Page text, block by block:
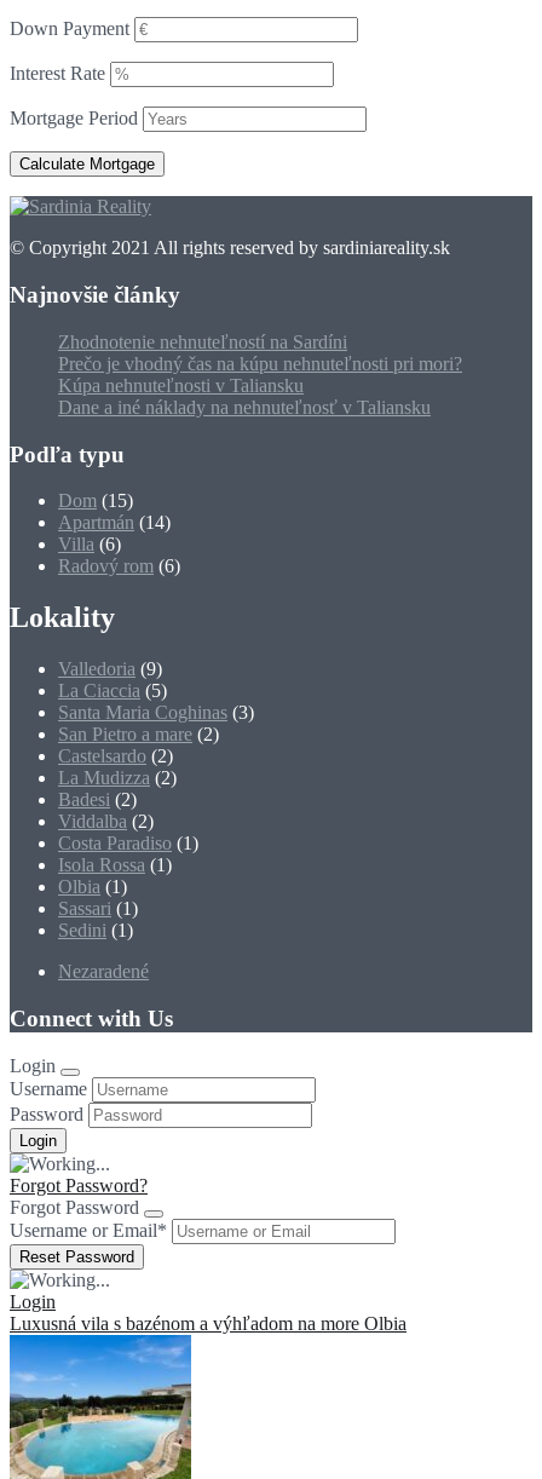
Down Payment
Interest Rate
Mortgage Period
© Copyright 2021 All rights reserved by sardiniareality.sk
Najnovšie články
Zhodnotenie nehnuteľností na Sardíni
Prečo je vhodný čas na kúpu nehnuteľnosti pri mori?
Kúpa nehnuteľnosti v Taliansku
Dane a iné náklady na nehnuteľnosť v Taliansku
Podľa typu
Dom (15)
Apartmán (14)
Villa (6)
Radový rom (6)
Lokality
Valledoria (9)
La Ciaccia (5)
Santa Maria Coghinas (3)
San Pietro a mare (2)
Castelsardo (2)
La Mudizza (2)
Badesi (2)
Viddalba (2)
Costa Paradiso (1)
Isola Rossa (1)
Olbia (1)
Sassari (1)
Sedini (1)
Nezaradené
Connect with Us
Login
Username
Password
Forgot Password?
Forgot Password
Username or Email*
Login
Luxusná vila s bazénom a výhľadom na more Olbia